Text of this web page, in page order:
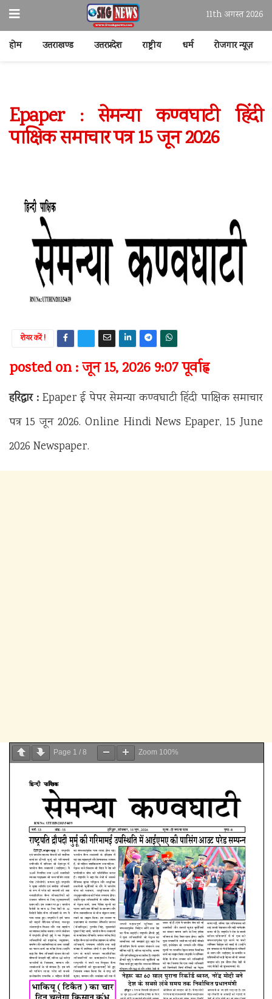
11th अगस्त 2026
होम उत्तराखण्ड उत्तरप्रदेश राष्ट्रीय धर्म रोजगार न्यूज़
Epaper : सेमन्या कण्वघाटी हिंदी
पाक्षिक समाचार पत्र 15 जून 2026
शेयर करें !
posted on : जून 15, 2026 9:07 पूर्वाह्न
हरिद्वार :Epaper ई पेपर सेमन्या कण्वघाटी हिंदी पाक्षिक समाचार
पत्र 15 जून 2026. Online Hindi News Epaper, 15 June
2026 Newspaper.
Page 1 / 8 Zoom 100%